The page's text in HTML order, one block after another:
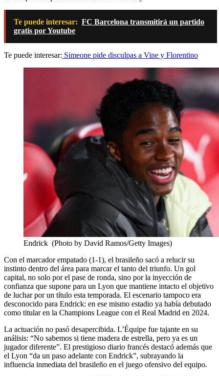
Te puede interesar: FC Barcelona transmitirá un partido
gratis por Youtube
Te puede interesar: Simeone pide disculpas a Vine y Florentino
Endrick (Photo by David Ramos/Getty Images)
Con el marcador empatado (1-1), el brasileño sacó a relucir su
instinto dentro del área para marcar el tanto del triunfo. Un gol
capital, no solo por el pase de ronda, sino por la inyección de
confianza que supone para un Lyon que mantiene intacto el objetivo
de luchar por un título esta temporada. El escenario tampoco era
desconocido para Endrick: en ese mismo estadio ya había debutado
como titular en la Champions League con el Real Madrid en 2024.
La actuación no pasó desapercibida. L’Équipe fue tajante en su
análisis: “No sabemos si tiene madera de estrella, pero ya es un
jugador diferente”. El prestigioso diario francés destacó además que
el Lyon “da un paso adelante con Endrick”, subrayando la
influencia inmediata del brasileño en el juego ofensivo del equipo.